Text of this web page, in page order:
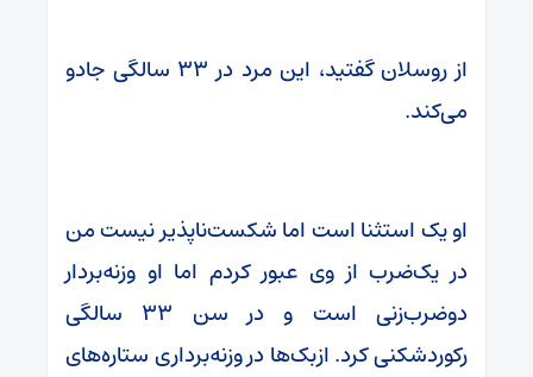
از روسلان گفتید، این مرد در ۳۳ سالگی جادو
می‌کند.
او یک استثنا است اما شکست‌ناپذیر نیست من
در یک‌ضرب از وی عبور کردم اما او وزنه‌بردار
دوضرب‌زنی است و در سن ۳۳ سالگی
رکوردشکنی کرد. ازبک‌ها در وزنه‌برداری ستاره‌های